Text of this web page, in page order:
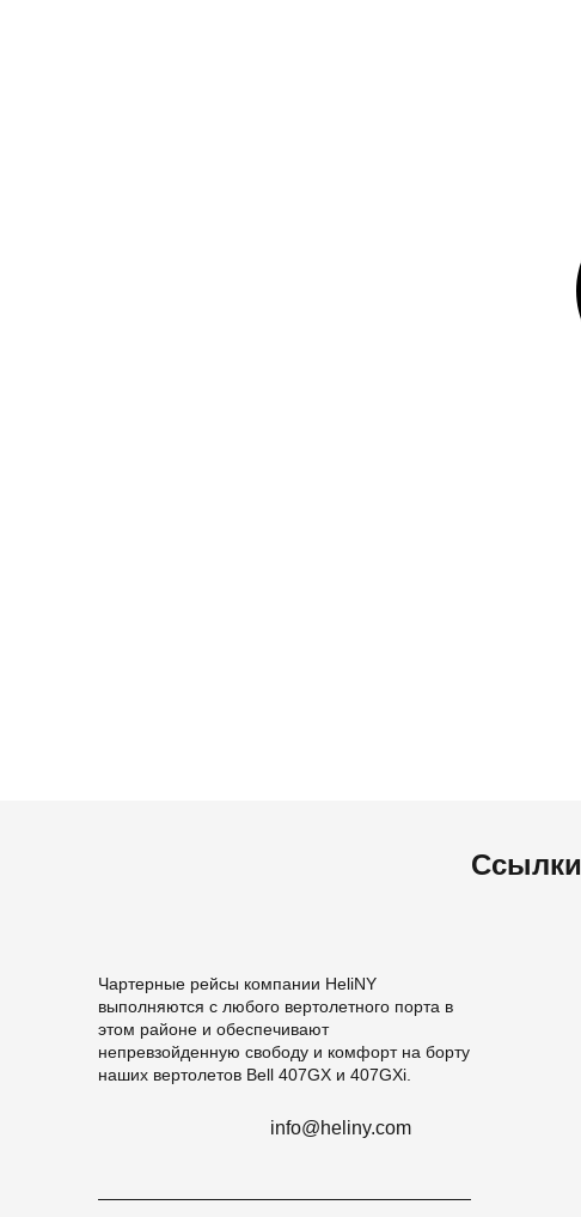
Чартерные рейсы компании HeliNY
выполняются с любого вертолетного порта в
этом районе и обеспечивают
непревзойденную свободу и комфорт на борту
наших вертолетов Bell 407GX и 407GXi.
info@heliny.com
Ссылки